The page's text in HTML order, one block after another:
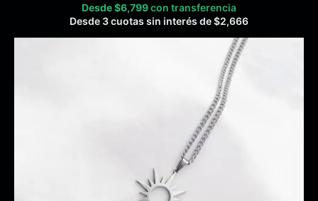
Desde$6,799con transferencia
Desde 3 cuotas sin interés de$2,666